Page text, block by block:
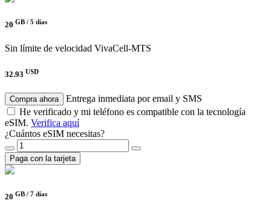
20 GB / 5 días
Sin límite de velocidad VivaCell-MTS
32.93 USD
Compra ahora
Entrega inmediata por email y SMS
He verificado y mi teléfono es compatible con la tecnología
eSIM. Verifica aquí
¿Cuántos eSIM necesitas?
Paga con la tarjeta
20 GB / 7 días